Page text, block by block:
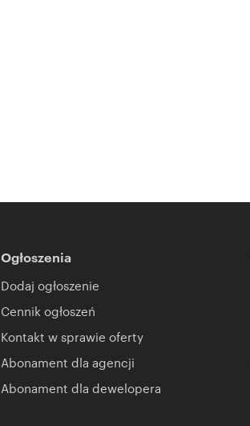
Ogłoszenia
Dodaj ogłoszenie
Cennik ogłoszeń
Kontakt w sprawie oferty
Abonament dla agencji
Abonament dla dewelopera